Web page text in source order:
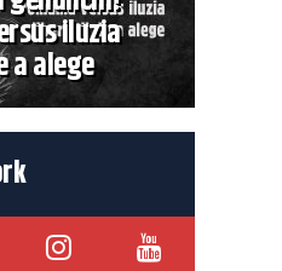
iluzia
a alege